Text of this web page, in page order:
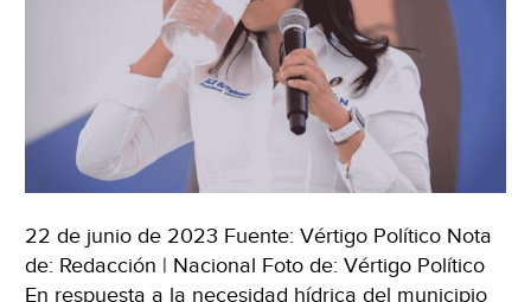
22 de junio de 2023 Fuente: Vértigo Político Nota
de: Redacción | Nacional Foto de: Vértigo Político
En respuesta a la necesidad hídrica del municipio